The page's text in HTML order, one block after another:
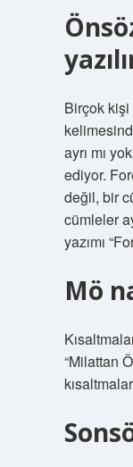
Birçok
ayrı mı
ediyor.
değil, bir
cümleler
yazımı
Mö
“Milattan